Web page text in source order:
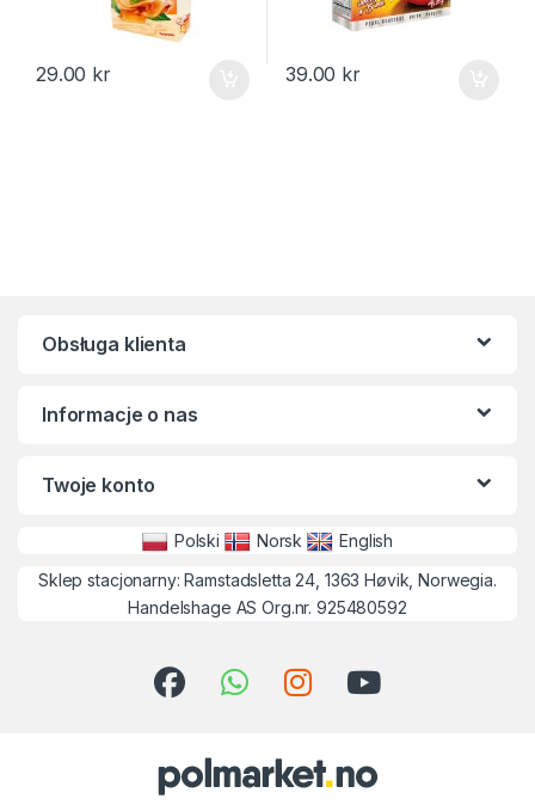
29.00 kr 39.00 kr
Obsługa klienta
Informacje o nas
Twoje konto
Polski Norsk
English
Sklep stacjonarny: Ramstadsletta 24, 1363 Høvik, Norwegia.
Handelshage AS Org.nr. 925480592